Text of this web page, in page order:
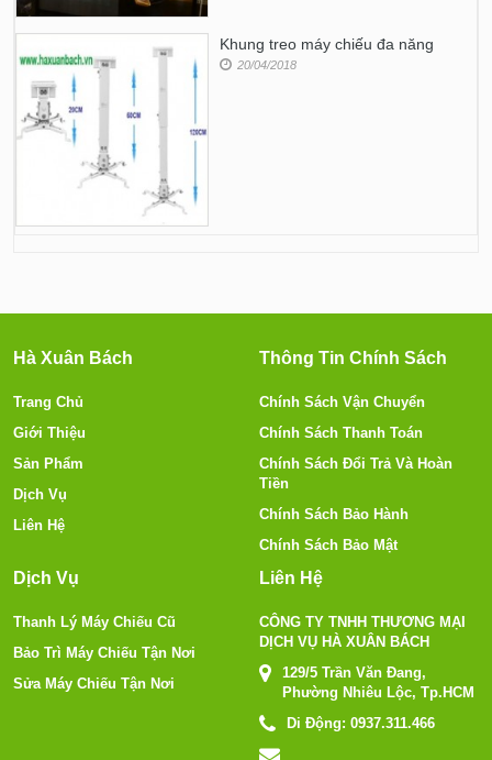
Khung treo máy chiếu đa năng
20/04/2018
Hà Xuân Bách
Trang Chủ
Giới Thiệu
Sản Phẩm
Dịch Vụ
Liên Hệ
Thông Tin Chính Sách
Chính Sách Vận Chuyển
Chính Sách Thanh Toán
Chính Sách Đổi Trả Và Hoàn
Tiền
Chính Sách Bảo Hành
Chính Sách Bảo Mật
Dịch Vụ
Thanh Lý Máy Chiếu Cũ
Bảo Trì Máy Chiếu Tận Nơi
Sửa Máy Chiếu Tận Nơi
Liên Hệ
CÔNG TY TNHH THƯƠNG MẠI
DỊCH VỤ HÀ XUÂN BÁCH
129/5 Trần Văn Đang,
Phường Nhiêu Lộc, Tp.HCM
Di Động: 0937.311.466